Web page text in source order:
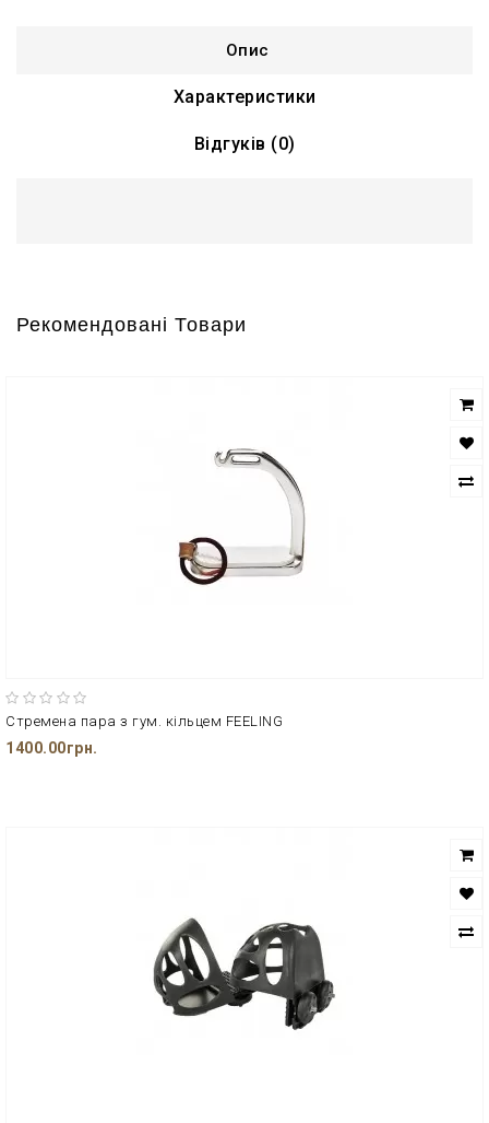
Опис
Характеристики
Відгуків (0)
Рекомендовані Товари
Стремена пара з гум. кільцем FEELING
1400.00грн.